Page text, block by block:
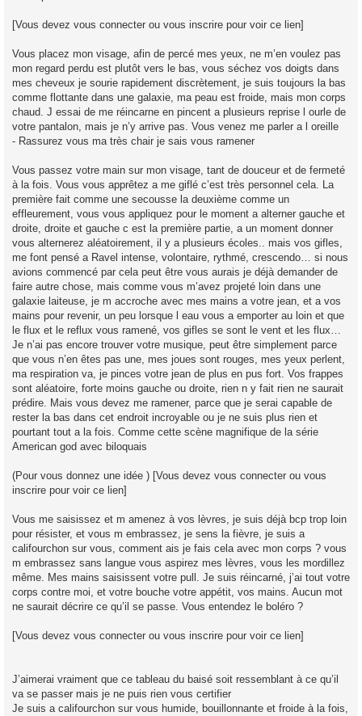
[Vous devez vous connecter ou vous inscrire pour voir ce lien]
Vous placez mon visage, afin de percé mes yeux, ne m’en voulez pas
mon regard perdu est plutôt vers le bas, vous séchez vos doigts dans
mes cheveux je sourie rapidement discrètement, je suis toujours la bas
comme flottante dans une galaxie, ma peau est froide, mais mon corps
chaud. J essai de me réincarne en pincent a plusieurs reprise l ourle de
votre pantalon, mais je n’y arrive pas. Vous venez me parler a l oreille
- Rassurez vous ma très chair je sais vous ramener
Vous passez votre main sur mon visage, tant de douceur et de fermeté
à la fois. Vous vous apprêtez a me giflé c’est très personnel cela. La
première fait comme une secousse la deuxième comme un
effleurement, vous vous appliquez pour le moment a alterner gauche et
droite, droite et gauche c est la première partie, a un moment donner
vous alternerez aléatoirement, il y a plusieurs écoles.. mais vos gifles,
me font pensé a Ravel intense, volontaire, rythmé, crescendo… si nous
avions commencé par cela peut être vous aurais je déjà demander de
faire autre chose, mais comme vous m’avez projeté loin dans une
galaxie laiteuse, je m accroche avec mes mains a votre jean, et a vos
mains pour revenir, un peu lorsque l eau vous a emporter au loin et que
le flux et le reflux vous ramené, vos gifles se sont le vent et les flux…
Je n’ai pas encore trouver votre musique, peut être simplement parce
que vous n’en êtes pas une, mes joues sont rouges, mes yeux perlent,
ma respiration va, je pinces votre jean de plus en pus fort. Vos frappes
sont aléatoire, forte moins gauche ou droite, rien n y fait rien ne saurait
prédire. Mais vous devez me ramener, parce que je serai capable de
rester la bas dans cet endroit incroyable ou je ne suis plus rien et
pourtant tout a la fois. Comme cette scène magnifique de la série
American god avec biloquais
(Pour vous donnez une idée ) [Vous devez vous connecter ou vous
inscrire pour voir ce lien]
Vous me saisissez et m amenez à vos lèvres, je suis déjà bcp trop loin
pour résister, et vous m embrassez, je sens la fièvre, je suis a
califourchon sur vous, comment ais je fais cela avec mon corps ? vous
m embrassez sans langue vous aspirez mes lèvres, vous les mordillez
même. Mes mains saisissent votre pull. Je suis réincarné, j’ai tout votre
corps contre moi, et votre bouche votre appétit, vos mains. Aucun mot
ne saurait décrire ce qu’il se passe. Vous entendez le boléro ?
[Vous devez vous connecter ou vous inscrire pour voir ce lien]
J’aimerai vraiment que ce tableau du baisé soit ressemblant à ce qu’il
va se passer mais je ne puis rien vous certifier
Je suis a califourchon sur vous humide, bouillonnante et froide à la fois,